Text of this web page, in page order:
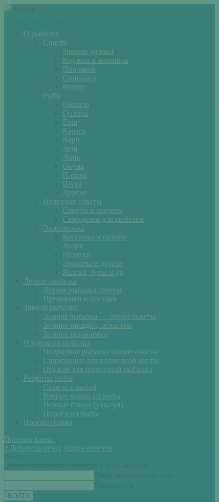
О рыбалке
Снасти
Зимние удочки
Кружки и жерлицы
Поплавок
Спиннинг
Фидер
Рыба
Голавль
Густера
Ёрш
Карась
Карп
Лещ
Линь
Окунь
Плотва
Щука
Другие
Полезные советы
Советы и секреты
Самоделки для рыбалки
Экипировка
Костюмы и сапоги
Лодки
Палатки
Эхолоты и другое
Ящики, буры и др
Летняя рыбалка
Летняя рыбалка советы
Прикормки и насадки
Зимняя рыбалка
Зимняя рыбалка — общие советы
Зимние насадки, оснастки
Зимние прикормки
Подводная рыбалка
Подводная рыбалка общие советы
Снаряжение для подводной охоты
Оружие для подводной рыбалки
Рецепты рыбы
Салаты с рыбой
Вторые блюда из рыбы
Первые блюда (уха,суп)
Пироги из рыбы
Прогноз клева
Прогноз клева
+ Добавить отчет Архив отчетов
Войти
Добро пожаловать! Войдите в Ваш аккаунт
Ваше имя пользователя
Ваш пароль